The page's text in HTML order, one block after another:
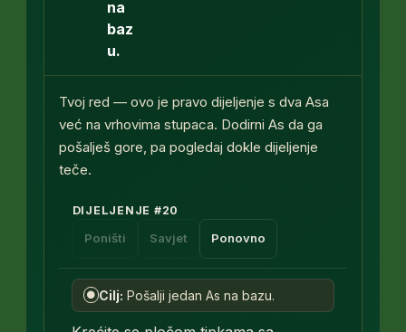
na
baz
u.
Tvoj red — ovo je pravo dijeljenje s dva Asa
već na vrhovima stupaca. Dodirni As da ga
pošalješ gore, pa pogledaj dokle dijeljenje
teče.
DIJELJENJE #20
Poništi Savjet Ponovno
● Cilj: Pošalji jedan As na bazu.